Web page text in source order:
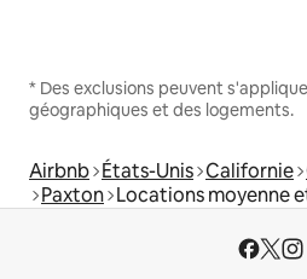
* Des exclusions peuvent
géographiques et des logements.
Airbnb États-Unis Californie
Paxton Locations moyenne